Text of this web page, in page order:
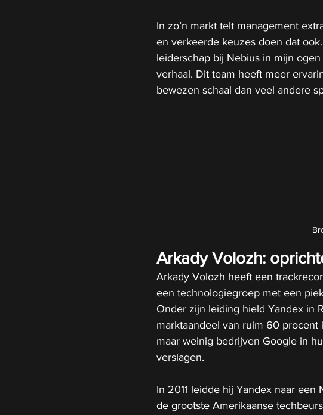
In zo’n markt telt management
en verkeerde keuzes doen dat
leiderschap bij Nebius in mijn
verhaal. Dit team heeft meer
bewezen schaal dan veel andere
Arkady Volozh:
Arkady Volozh heeft een
een technologiegroep met een
Onder zijn leiding hield Yandex in
marktaandeel van ruim 60 procent
maar weinig bedrijven Google in
verslagen.
In 2011 leidde hij Yandex naar een
de grootste Amerikaanse